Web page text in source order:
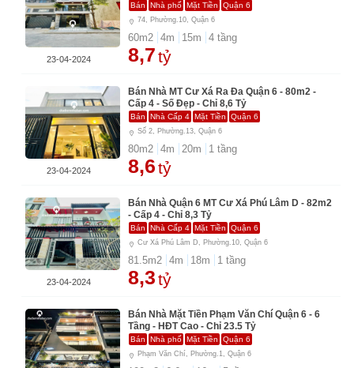
Bán Nhà phố Mặt Tiền Quận 6
74, Phường.10, Quận 6
60m2 4m 15m 4 tầng
8,7tỷ
23-04-2024
Bán Nhà MT Cư Xá Ra Đa Quận 6 - 80m2 -
Cấp 4 - Số Đẹp - Chỉ 8,6 Tỷ
Bán Nhà Cấp 4 Mặt Tiền Quận 6
Số 2, Phường.13, Quận 6
80m2 4m 20m 1 tầng
8,6tỷ
23-04-2024
Bán Nhà Quận 6 MT Cư Xá Phú Lâm D - 82m2
- Cấp 4 - Chỉ 8,3 Tỷ
Bán Nhà Cấp 4 Mặt Tiền Quận 6
Cư Xá Phú Lâm D, Phường.10, Quận 6
81.5m2 4m 18m 1 tầng
8,3tỷ
23-04-2024
Bán Nhà Mặt Tiền Phạm Văn Chí Quận 6 - 6
Tầng - HĐT Cao - Chỉ 23.5 Tỷ
Bán Nhà phố Mặt Tiền Quận 6
Phạm Văn Chí, Phường.1, Quận 6